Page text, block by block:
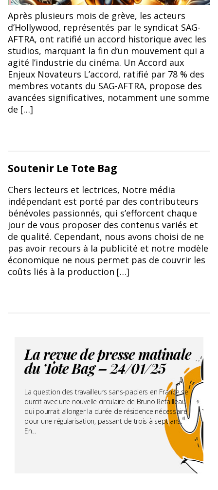
Après plusieurs mois de grève, les acteurs
d’Hollywood, représentés par le syndicat SAG-
AFTRA, ont ratifié un accord historique avec les
studios, marquant la fin d’un mouvement qui a
agité l’industrie du cinéma. Un Accord aux
Enjeux Novateurs L’accord, ratifié par 78 % des
membres votants du SAG-AFTRA, propose des
avancées significatives, notamment une somme
de […]
Soutenir Le Tote Bag
Chers lecteurs et lectrices, Notre média
indépendant est porté par des contributeurs
bénévoles passionnés, qui s’efforcent chaque
jour de vous proposer des contenus variés et
de qualité. Cependant, nous avons choisi de ne
pas avoir recours à la publicité et notre modèle
économique ne nous permet pas de couvrir les
coûts liés à la production […]
La revue de presse matinale
du Tote Bag – 24/01/25
La question des travailleurs sans-papiers en France se
durcit avec une nouvelle circulaire de Bruno Retailleau
qui pourrait allonger la durée de résidence nécessaire
pour une régularisation, passant de trois à sept ans.
En...